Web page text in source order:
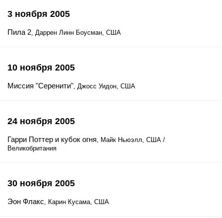
3 ноября 2005
Пила 2, Даррен Линн Боусман, США
10 ноября 2005
Миссия "Серенити", Джосс Уидон, США
24 ноября 2005
Гарри Поттер и кубок огня, Майк Ньюэлл, США /
Великобритания
30 ноября 2005
Эон Флакс, Карин Кусама, США